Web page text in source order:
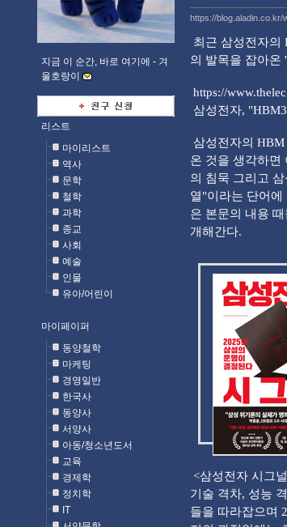
지금 이 순간, 바로 여기에 - 겨
울호랑이
리스트
마이리스트
역사
문학
철학
과학
종교
사회
예술
인물
유아/어린이
마이페이퍼
동양철학
마케팅
경영일반
한국사
동양사
서양사
아동/청소년도서
교육
경제학
정치학
IT
https://blog.aladin.co.kr/
최근 삼성전자의
의 발목을 잡아온
https://
삼성전자,
삼성전자의
온 것을 생각하면
의 침묵 그리고
열"이라는 단어
은 본문의 내용
개해간다.
<삼성전자 시그
기술 격차, 성능
들을 따라잡으며